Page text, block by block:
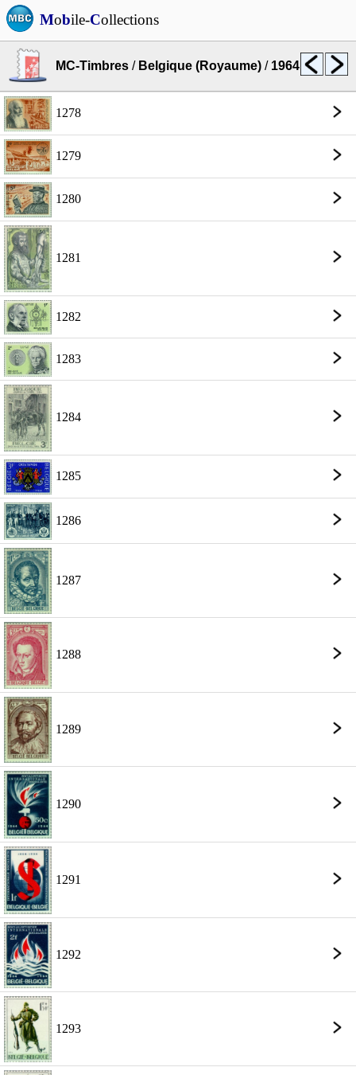
Mobile-Collections
MC-Timbres / Belgique (Royaume) / 1964
1278
1279
1280
1281
1282
1283
1284
1285
1286
1287
1288
1289
1290
1291
1292
1293